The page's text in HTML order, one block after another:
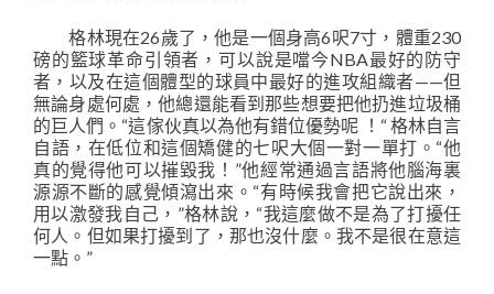
格林現在26歲了，他是一個身高6呎7寸，體重230
磅的籃球革命引領者，可以說是噹今NBA最好的防守
者，以及在這個體型的球員中最好的進攻組織者——但
無論身處何處，他總還能看到那些想要把他扔進垃圾桶
的巨人們。“這傢伙真以為他有錯位優勢呢 ！“ 格林自言
自語，在低位和這個矯健的七呎大個一對一單打。“他
真的覺得他可以摧毀我！”他經常通過言語將他腦海裏
源源不斷的感覺傾瀉出來。“有時候我會把它說出來，
用以激發我自己，”格林說，“我這麼做不是為了打擾任
何人。但如果打擾到了，那也沒什麼。我不是很在意這
一點。”